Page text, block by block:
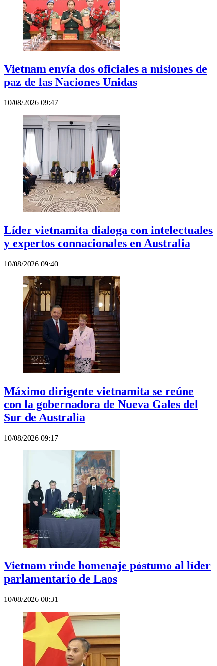
Vietnam envía dos oficiales a misiones de
paz de las Naciones Unidas
10/08/2026 09:47
Líder vietnamita dialoga con intelectuales
y expertos connacionales en Australia
10/08/2026 09:40
Máximo dirigente vietnamita se reúne
con la gobernadora de Nueva Gales del
Sur de Australia
10/08/2026 09:17
Vietnam rinde homenaje póstumo al líder
parlamentario de Laos
10/08/2026 08:31